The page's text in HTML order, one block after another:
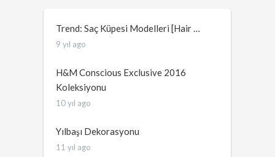
Trend: Saç Küpesi Modelleri [Hair …
9 yıl ago
H&M Conscious Exclusive 2016
Koleksiyonu
10 yıl ago
Yılbaşı Dekorasyonu
11 yıl ago